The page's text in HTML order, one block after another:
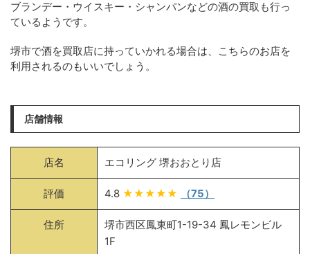
ブランデー・ウイスキー・シャンパンなどの酒の買取も行っ
ているようです。
堺市で酒を買取店に持っていかれる場合は、こちらのお店を
利用されるのもいいでしょう。
店舗情報
店名 エコリング 堺おおとり店
評価 4.8 ★★★★★ （75）
住所
堺市西区鳳東町1-19-34 鳳レモンビル
1F